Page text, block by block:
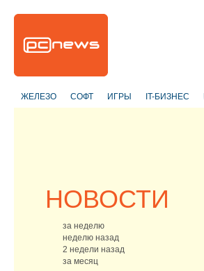
ЖЕЛЕЗО СОФТ ИГРЫ IT-БИЗНЕС
НОВОСТИ
за неделю
неделю назад
2 недели назад
за месяц